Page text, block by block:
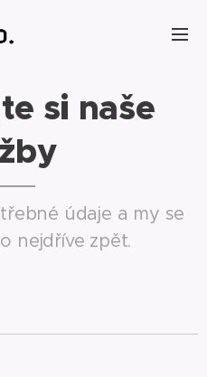
si naše
údaje a my se
nejdříve zpět.